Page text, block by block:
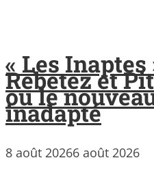
« Les
Rebetez et
ou le
inadapté
8 août 20266 août 2026